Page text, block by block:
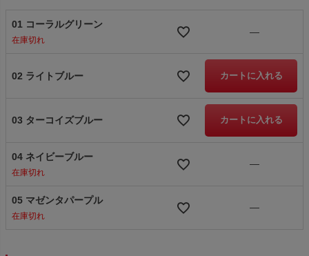
01 コーラルグリーン
在庫切れ
—
02 ライトブルー カートに入れる
03 ターコイズブルー カートに入れる
04 ネイビーブルー
在庫切れ
—
05 マゼンタパープル
在庫切れ
—